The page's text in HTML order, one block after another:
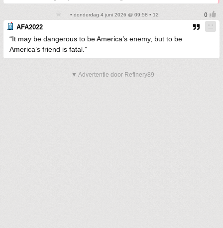
• donderdag 4 juni 2026 @ 09:58 • 12
AFA2022
“It may be dangerous to be America’s enemy, but to be
America’s friend is fatal.”
▼ Advertentie door Refinery89